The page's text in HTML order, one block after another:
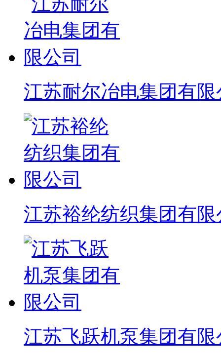
江苏耐尔冶电集团有限
江苏裕纶纺织集团有限
江苏飞跃机泵集团有限